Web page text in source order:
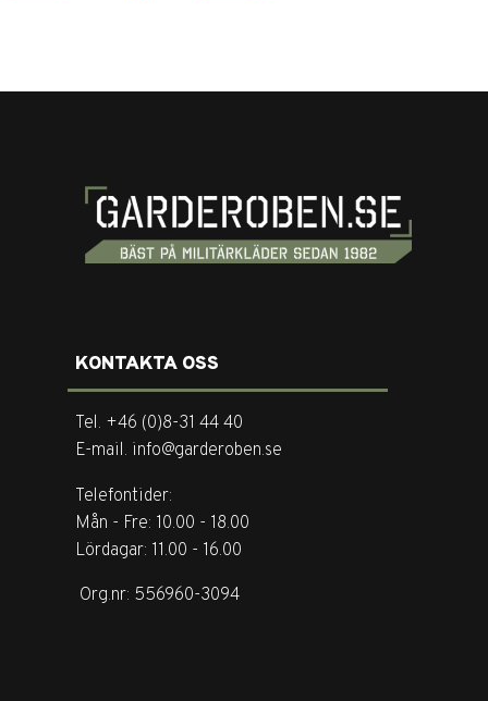
KONTAKTA OSS
Tel. +46 (0)8-31 44 40
E-mail. info@garderoben.se
Telefontider:
Mån - Fre: 10.00 - 18.00
Lördagar: 11.00 - 16.00
Org.nr: 556960-3094